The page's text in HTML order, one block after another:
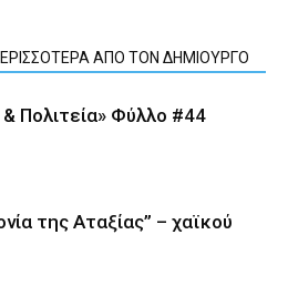
ΑΠΟ ΤΟΝ ΔΗΜΙΟΥΡΓΟ
Πολιτεία» Φύλλο #44
της Αταξίας” – χαϊκού